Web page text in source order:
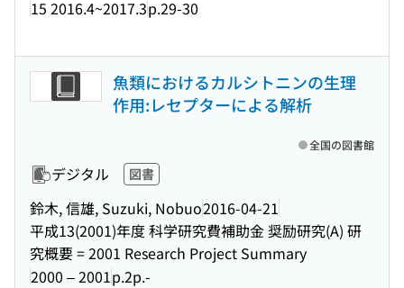
15 2016.4~2017.3p.29-30
魚類におけるカルシトニンの生理
作用:レセプターによる解析
デジタル 図書
鈴木, 信雄, Suzuki, Nobuo2016-04-21
平成13(2001)年度 科学研究費補助金 奨励研究(A) 研
究概要 = 2001 Research Project Summary
2000 – 2001p.2p.-
全国の図書館